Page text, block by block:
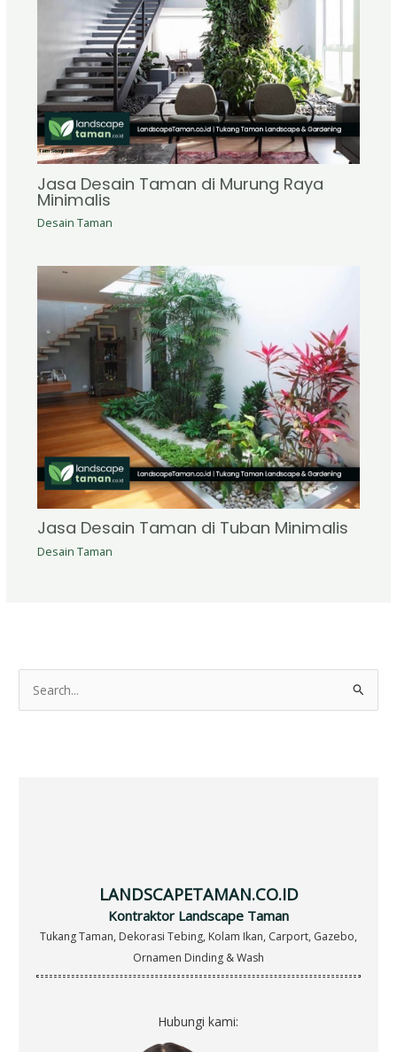
Jasa Desain Taman di Murung Raya
Minimalis
Desain Taman
Jasa Desain Taman di Tuban Minimalis
Desain Taman
e
LANDSCAPETAMAN.CO.ID
Kontraktor Landscape Taman
Tukang Taman, Dekorasi Tebing, Kolam Ikan, Carport, Gazebo,
Ornamen Dinding & Wash
Hubungi kami: